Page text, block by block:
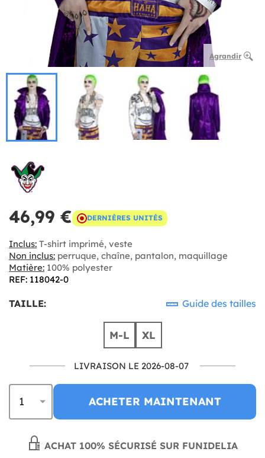
Agrandir
46,99 € DERNIÈRES UNITÉS
Inclus: T-shirt imprimé, veste
Non inclus: perruque, chaîne, pantalon, maquillage
Matière: 100% polyester
REF: 118042-0
TAILLE: Guide des tailles
M-L XL
LIVRAISON LE 2026-08-07
ACHETER MAINTENANT
ACHAT 100% SÉCURISÉ SUR FUNIDELIA